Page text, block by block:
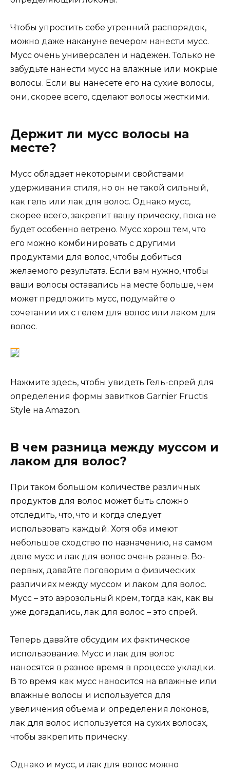
Чтобы упростить себе утренний распорядок,
можно даже накануне вечером нанести мусс.
Мусс очень универсален и надежен. Только не
забудьте нанести мусс на влажные или мокрые
волосы. Если вы нанесете его на сухие волосы,
они, скорее всего, сделают волосы жесткими.
Держит ли мусс волосы на
месте?
Мусс обладает некоторыми свойствами
удерживания стиля, но он не такой сильный,
как гель или лак для волос. Однако мусс,
скорее всего, закрепит вашу прическу, пока не
будет особенно ветрено. Мусс хорош тем, что
его можно комбинировать с другими
продуктами для волос, чтобы добиться
желаемого результата. Если вам нужно, чтобы
ваши волосы оставались на месте больше, чем
может предложить мусс, подумайте о
сочетании их с гелем для волос или лаком для
волос.
Нажмите здесь, чтобы увидеть Гель-спрей для
определения формы завитков Garnier Fructis
Style на Amazon.
В чем разница между муссом и
лаком для волос?
При таком большом количестве различных
продуктов для волос может быть сложно
отследить, что, что и когда следует
использовать каждый. Хотя оба имеют
небольшое сходство по назначению, на самом
деле мусс и лак для волос очень разные. Во-
первых, давайте поговорим о физических
различиях между муссом и лаком для волос.
Мусс – это аэрозольный крем, тогда как, как вы
уже догадались, лак для волос – это спрей.
Теперь давайте обсудим их фактическое
использование. Мусс и лак для волос
наносятся в разное время в процессе укладки.
В то время как мусс наносится на влажные или
влажные волосы и используется для
увеличения объема и определения локонов,
лак для волос используется на сухих волосах,
чтобы закрепить прическу.
Однако и мусс, и лак для волос можно